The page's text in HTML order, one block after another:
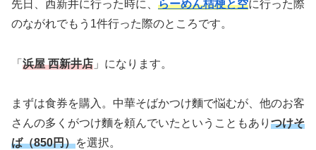
先日、西新井に行った時に、 らーめん桔梗と空に行った際
のながれでもう1件行った際のところです。
「 浜屋 西新井店 」になります。
まずは食券を購入。中華そばかつけ麵で悩むが、他のお客
さんの多くがつけ麵を頼んでいたということもあり つけそ
ば（850円）を選択。